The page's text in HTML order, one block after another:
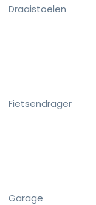
Draaistoelen
Fietsendrager
Garage